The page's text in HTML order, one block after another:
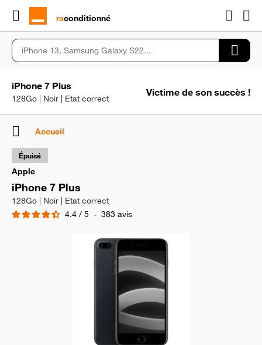
rɘconditionné
iPhone 7 Plus
128Go | Noir | Etat correct
Victime de son succès !
Accueil
Apple
iPhone 7 Plus
128Go | Noir | Etat correct
4.4 / 5 - 383 avis
Épuisé